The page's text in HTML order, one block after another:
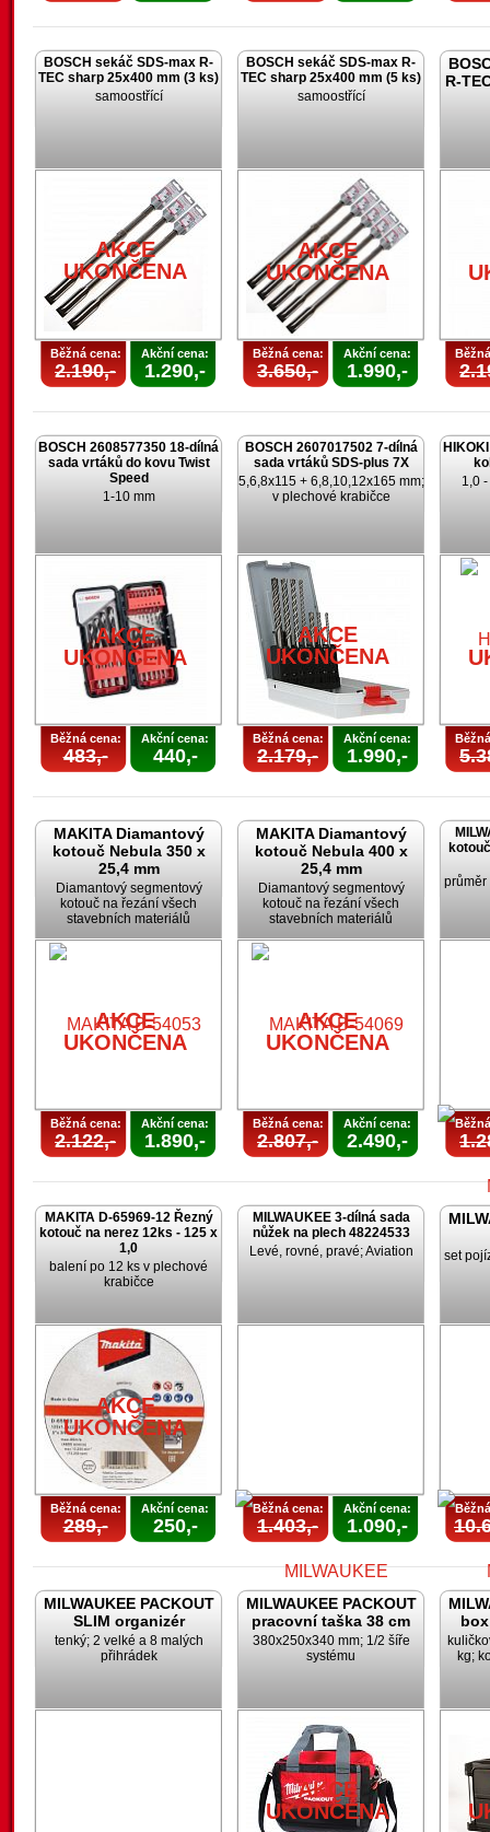
BOSCH sekáč SDS-max R-
TEC sharp 25x400 mm (3 ks)
samoostřící
AKCE
UKONČENA
Běžná cena:
2.190,-
Akční cena:
1.290,-
BOSCH sekáč SDS-max R-
TEC sharp 25x400 mm (5 ks)
samoostřící
AKCE
UKONČENA
Běžná cena:
3.650,-
Akční cena:
1.990,-
R-
BOSCH 2608577350 18-dílná
sada vrtáků do kovu Twist
Speed
1-10 mm
AKCE
UKONČENA
Běžná cena:
483,-
Akční cena:
440,-
BOSCH 2607017502 7-dílná
sada vrtáků SDS-plus 7X
5,6,8x115 + 6,8,10,12x165 mm;
v plechové krabičce
AKCE
UKONČENA
Běžná cena:
2.179,-
Akční cena:
1.990,-
1,0
MAKITA Diamantový
kotouč Nebula 350 x
25,4 mm
Diamantový segmentový
kotouč na řezání všech
stavebních materiálů
AKCE
UKONČENA
Běžná cena:
2.122,-
Akční cena:
1.890,-
MAKITA Diamantový
kotouč Nebula 400 x
25,4 mm
Diamantový segmentový
kotouč na řezání všech
stavebních materiálů
AKCE
UKONČENA
Běžná cena:
2.807,-
Akční cena:
2.490,-
průměr
MAKITA D-65969-12 Řezný
kotouč na nerez 12ks - 125 x
1,0
balení po 12 ks v plechové
krabičce
AKCE
UKONČENA
Běžná cena:
289,-
Akční cena:
250,-
MILWAUKEE 3-dílná sada
nůžek na plech 48224533
Levé, rovné, pravé; Aviation
AKCE
UKONČENA
Běžná cena:
1.403,-
Akční cena:
1.090,-
set
MILWAUKEE PACKOUT
SLIM organizér
tenký; 2 velké a 8 malých
přihrádek
MILWAUKEE PACKOUT
pracovní taška 38 cm
380x250x340 mm; 1/2 šíře
systému
AKCE
UKONČENA
kg;